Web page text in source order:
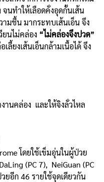
จนทำให้เลือดคั่งอุดกั้นเส้น
มชื้น มากระทบเส้นเอ็น จึง
ยนไม่คล่อง “ไม่คล่องจึงปวด”
ลี้ยงเส้นเอ็นกล้ามเนื้อได้ จึง
านคล่อง และให้จิงลั่วไหล
โดยใช้เข็มอุ่นในผู้ป่วย
(PC 7), NeiGuan (PC
ยอีก 46 รายใช้จุดเดียวกัน